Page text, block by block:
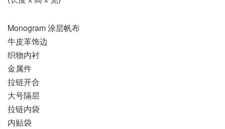
Monogram 涂层帆布
牛皮革饰边
织物内衬
金属件
拉链开合
大号隔层
拉链内袋
内贴袋